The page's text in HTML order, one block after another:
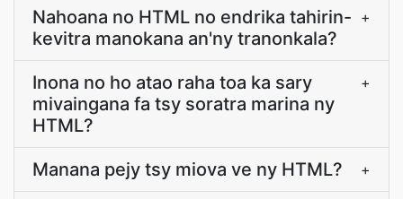
Nahoana no HTML no endrika tahirin-
kevitra manokana an'ny tranonkala?
+
Inona no ho atao raha toa ka sary
mivaingana fa tsy soratra marina ny
HTML?
+
Manana pejy tsy miova ve ny HTML? +